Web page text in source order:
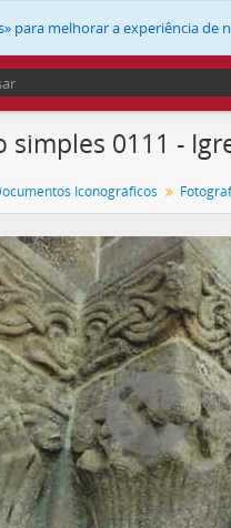
para melhorar a experiência
simples 0111 -
Iconográficos